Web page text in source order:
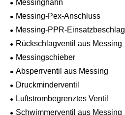
Messinghahn
Messing-Pex-Anschluss
Messing-PPR-Einsatzbeschlag
Rückschlagventil aus Messing
Messingschieber
Absperrventil aus Messing
Druckminderventil
Luftstrombegrenztes Ventil
Schwimmerventil aus Messing